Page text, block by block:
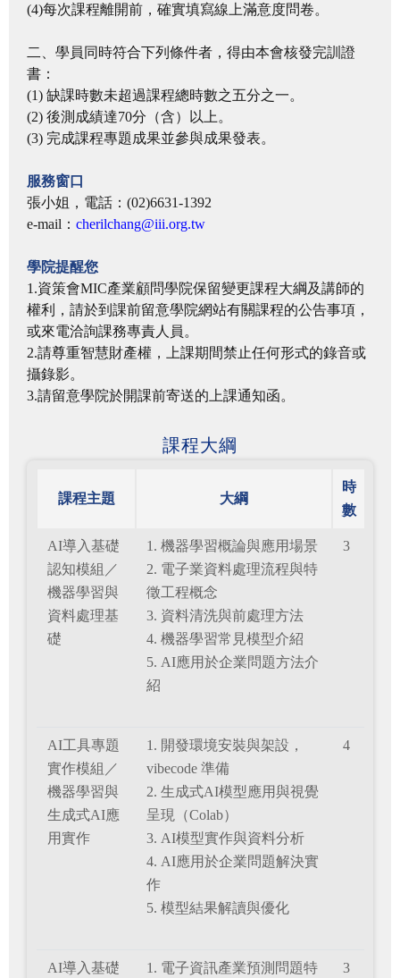
(4)每次課程離開前，確實填寫線上滿意度問卷。
二、學員同時符合下列條件者，得由本會核發完訓證
書：
(1) 缺課時數未超過課程總時數之五分之一。
(2) 後測成績達70分（含）以上。
(3) 完成課程專題成果並參與成果發表。
服務窗口
張小姐，電話：(02)6631-1392
e-mail： cherilchang@iii.org.tw
學院提醒您
1.資策會MIC產業顧問學院保留變更課程大綱及講師的
權利，請於到課前留意學院網站有關課程的公告事項，
或來電洽詢課務專責人員。
2.請尊重智慧財產權，上課期間禁止任何形式的錄音或
攝錄影。
3.請留意學院於開課前寄送的上課通知函。
課程大綱
課程主題 大綱
時
數
AI導入基礎
認知模組／
機器學習與
資料處理基
礎
1. 機器學習概論與應用場景
2. 電子業資料處理流程與特
徵工程概念
3. 資料清洗與前處理方法
4. 機器學習常見模型介紹
5. AI應用於企業問題方法介
紹
3
AI工具專題
實作模組／
機器學習與
生成式AI應
用實作
1. 開發環境安裝與架設，
vibecode 準備
2. 生成式AI模型應用與視覺
呈現（Colab）
3. AI模型實作與資料分析
4. AI應用於企業問題解決實
作
5. 模型結果解讀與優化
4
AI導入基礎 1. 電子資訊產業預測問題特 3